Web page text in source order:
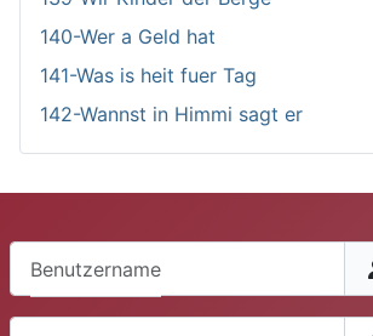
140-Wer a Geld hat
141-Was is heit fuer Tag
142-Wannst in Himmi sagt er
Passwort